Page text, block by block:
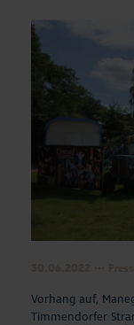
Vorhang auf,
Timmendorfer